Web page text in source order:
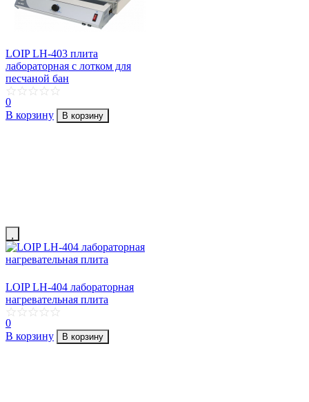
LOIP LH-403 плита
лабораторная с лотком для
песчаной бан
0
В корзину
В корзину
LOIP LH-404 лабораторная
нагревательная плита
0
В корзину
В корзину